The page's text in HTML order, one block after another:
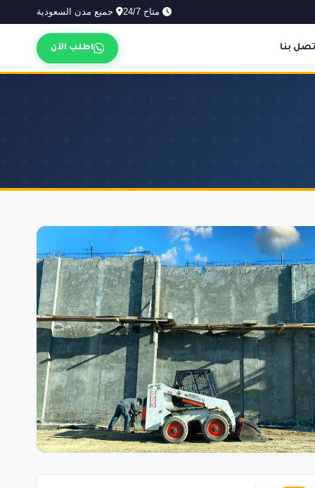
متاح 24/7 جميع مدن السعودية
بنا اطلب الآن